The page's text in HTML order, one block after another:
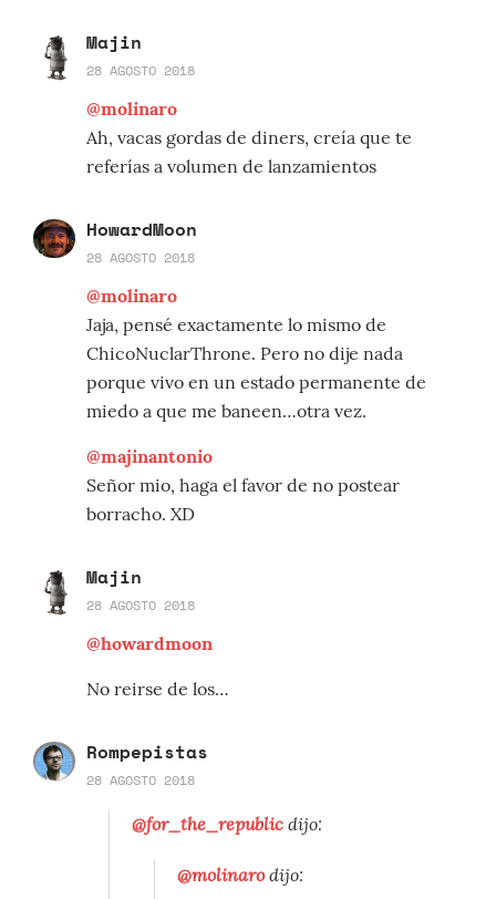
Majin
28 AGOSTO 2018
@molinaro
Ah, vacas gordas de diners, creía que te
referías a volumen de lanzamientos
HowardMoon
28 AGOSTO 2018
@molinaro
Jaja, pensé exactamente lo mismo de
ChicoNuclarThrone. Pero no dije nada
porque vivo en un estado permanente de
miedo a que me baneen…otra vez.
@majinantonio
Señor mio, haga el favor de no postear
borracho. XD
Majin
28 AGOSTO 2018
@howardmoon
No reirse de los…
Rompepistas
28 AGOSTO 2018
@for_the_republicdijo:
@molinarodijo: